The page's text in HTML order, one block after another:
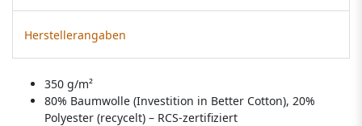
Herstellerangaben
350 g/m²
80% Baumwolle (Investition in Better Cotton), 20%
Polyester (recycelt) – RCS-zertifiziert